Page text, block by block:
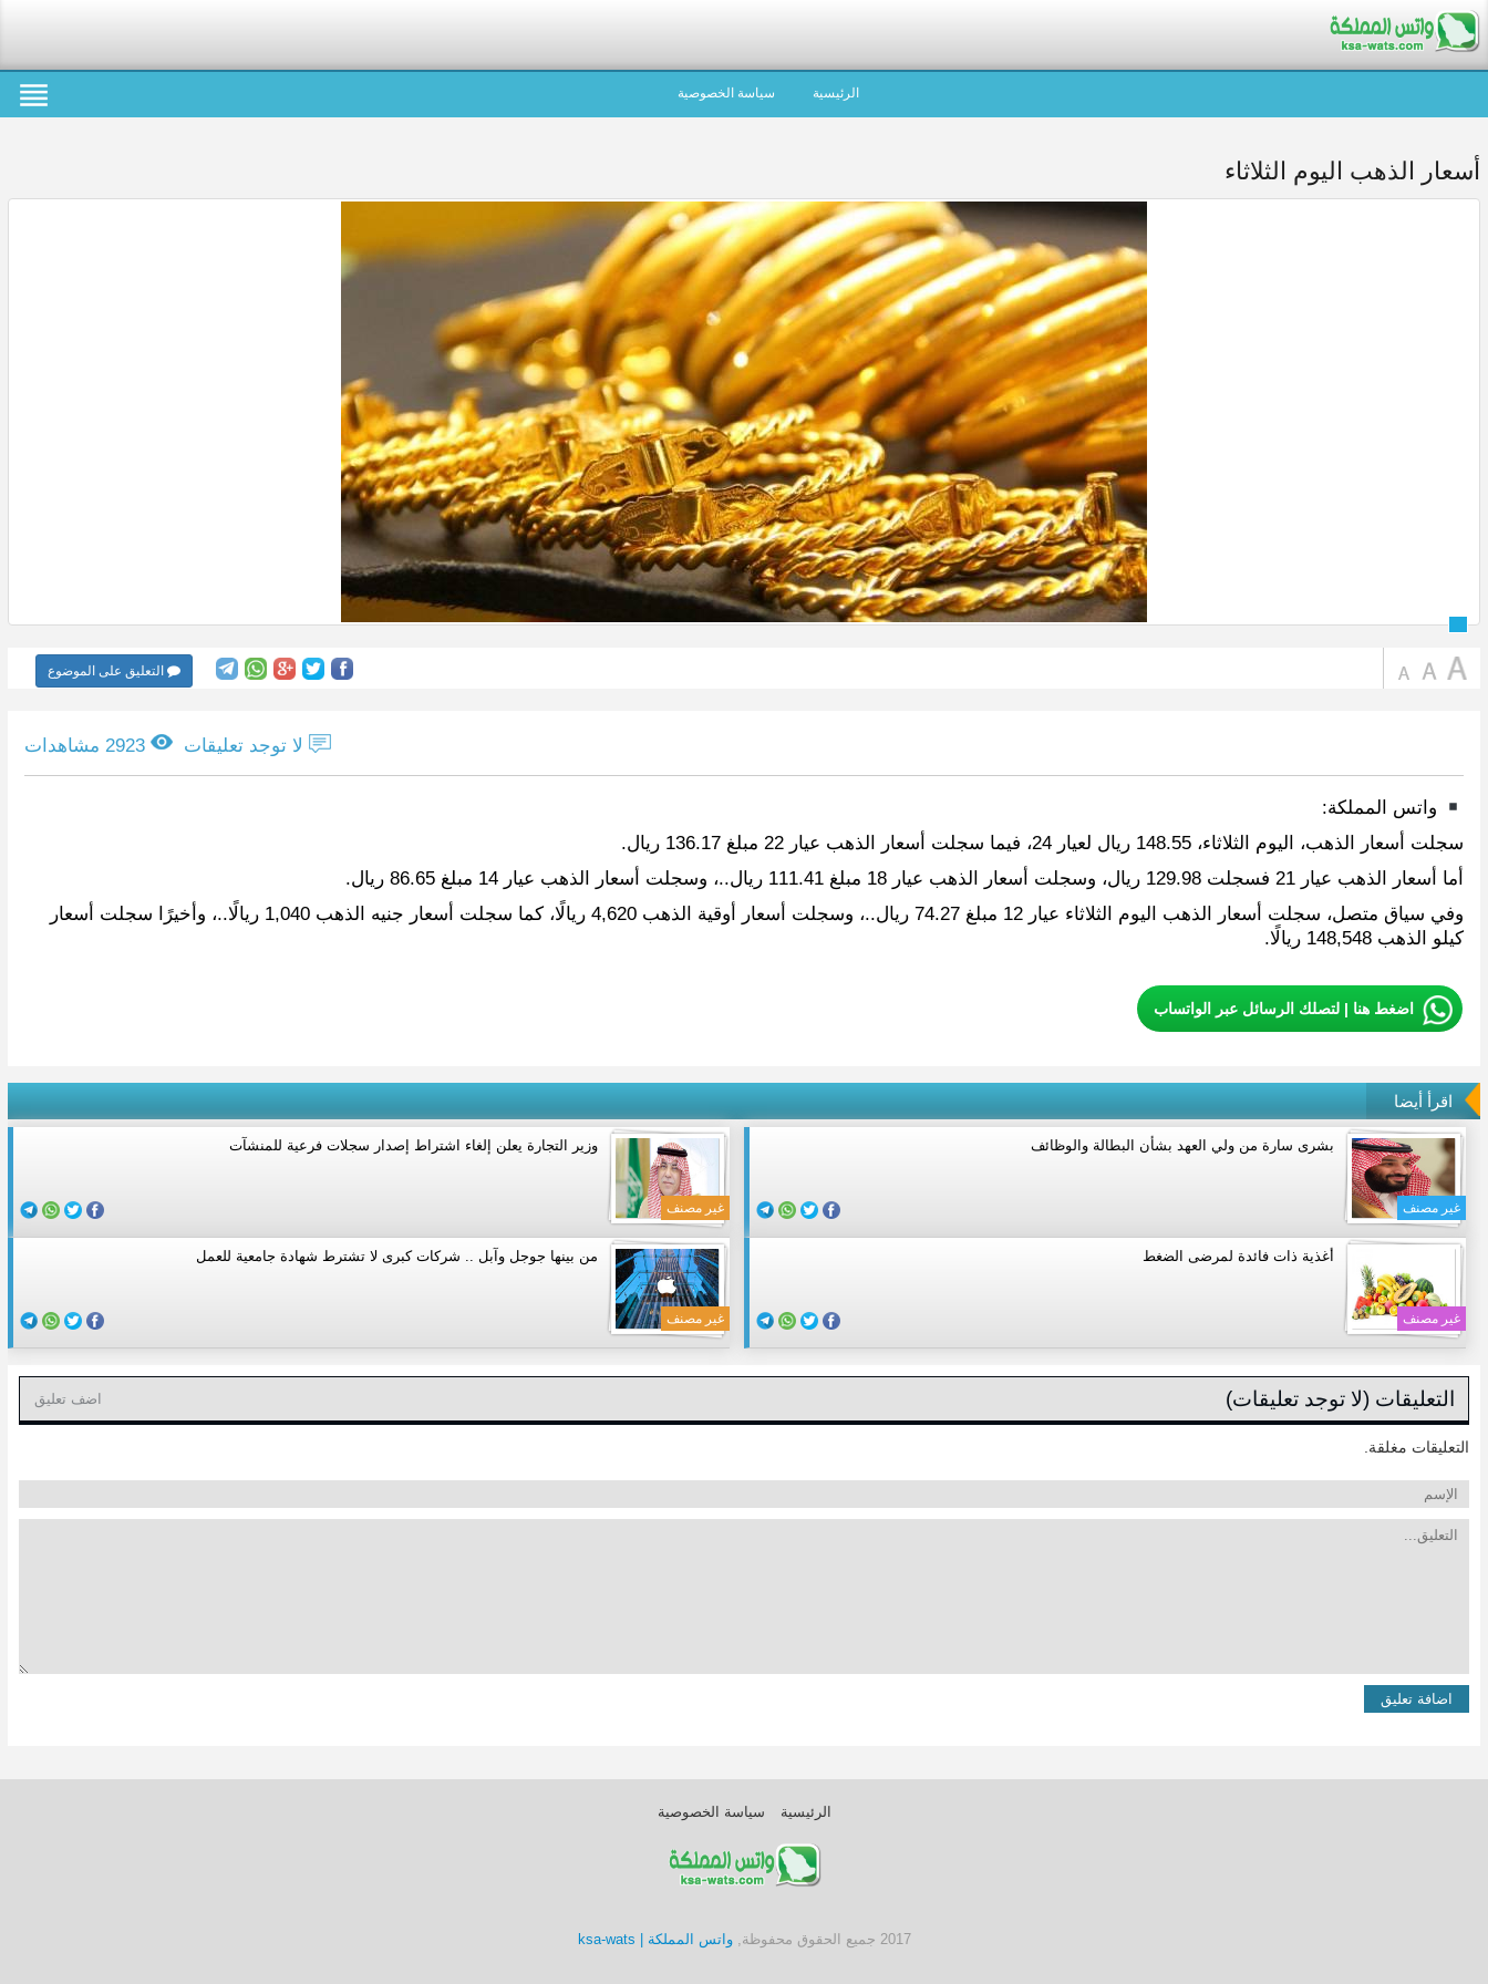
الرئيسية سياسة الخصوصية
أسعار الذهب اليوم الثلاثاء
التعليق على الموضوع
لا توجد تعليقات 2923 مشاهدات
واتس المملكة:
سجلت أسعار الذهب، اليوم الثلاثاء، 148.55 ريال لعيار 24، فيما سجلت أسعار الذهب عيار 22 مبلغ 136.17 ريال.
أما أسعار الذهب عيار 21 فسجلت 129.98 ريال، وسجلت أسعار الذهب عيار 18 مبلغ 111.41 ريال..، وسجلت أسعار الذهب عيار 14 مبلغ 86.65 ريال.
وفي سياق متصل، سجلت أسعار الذهب اليوم الثلاثاء عيار 12 مبلغ 74.27 ريال..، وسجلت أسعار أوقية الذهب 4,620 ريالًا، كما سجلت أسعار جنيه الذهب 1,040 ريالًا..، وأخيرًا سجلت أسعار
كيلو الذهب 148,548 ريالًا.
اضغط هنا | لتصلك الرسائل عبر الواتساب
اقرأ أيضا
غير مصنف
بشرى سارة من ولي العهد بشأن البطالة والوظائف
غير مصنف
وزير التجارة يعلن إلغاء اشتراط إصدار سجلات فرعية للمنشآت
غير مصنف
أغذية ذات فائدة لمرضى الضغط
غير مصنف
من بينها جوجل وآبل .. شركات كبرى لا تشترط شهادة جامعية للعمل
التعليقات (لا توجد تعليقات) اضف تعليق
التعليقات مغلقة.
الرئيسية سياسة الخصوصية
2017 جميع الحقوق محفوظة, واتس المملكة | ksa-wats